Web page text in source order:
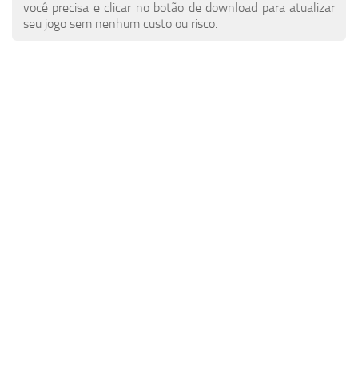
Notícias do ETS 2
Contatos
Outros
você precisa e clicar no botão de download para atualizar
seu jogo sem nenhum custo ou risco.